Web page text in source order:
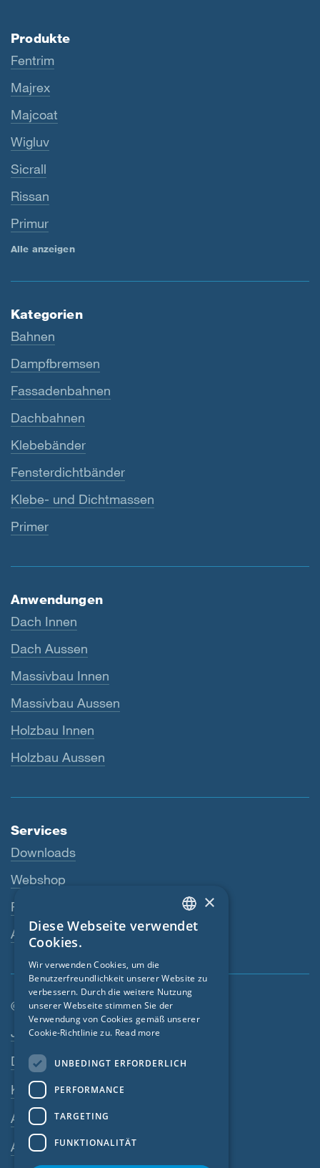
Produkte
Fentrim
Majrex
Majcoat
Wigluv
Sicrall
Rissan
Primur
Alle anzeigen
Kategorien
Bahnen
Dampfbremsen
Fassadenbahnen
Dachbahnen
Klebebänder
Fensterdichtbänder
Klebe- und Dichtmassen
Primer
Anwendungen
Dach Innen
Dach Aussen
Massivbau Innen
Massivbau Aussen
Holzbau Innen
Holzbau Aussen
Services
Downloads
Webshop
Fachhändler
Ansprechperson
© SIGA 2026
Footer-Navigation
Jobs
Datenschutz
Kontakt
AGB
AEB
ENGLISH
FRENCH
CZECH
×
Diese Webseite verwendet
Cookies.
Wir verwenden Cookies, um die
Benutzerfreundlichkeit unserer Website zu
verbessern. Durch die weitere Nutzung
unserer Webseite stimmen Sie der
Verwendung von Cookies gemäß unserer
Cookie-Richtlinie zu. Read more
UNBEDINGT ERFORDERLICH
PERFORMANCE
TARGETING
FUNKTIONALITÄT